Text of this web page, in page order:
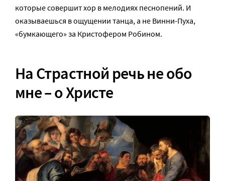
которые совершит хор в мелодиях песнопений. И
оказываешься в ощущении танца, а не Винни-Пуха,
«бумкающего» за Кристофером Робином.
На Страстной речь не обо
мне – о Христе